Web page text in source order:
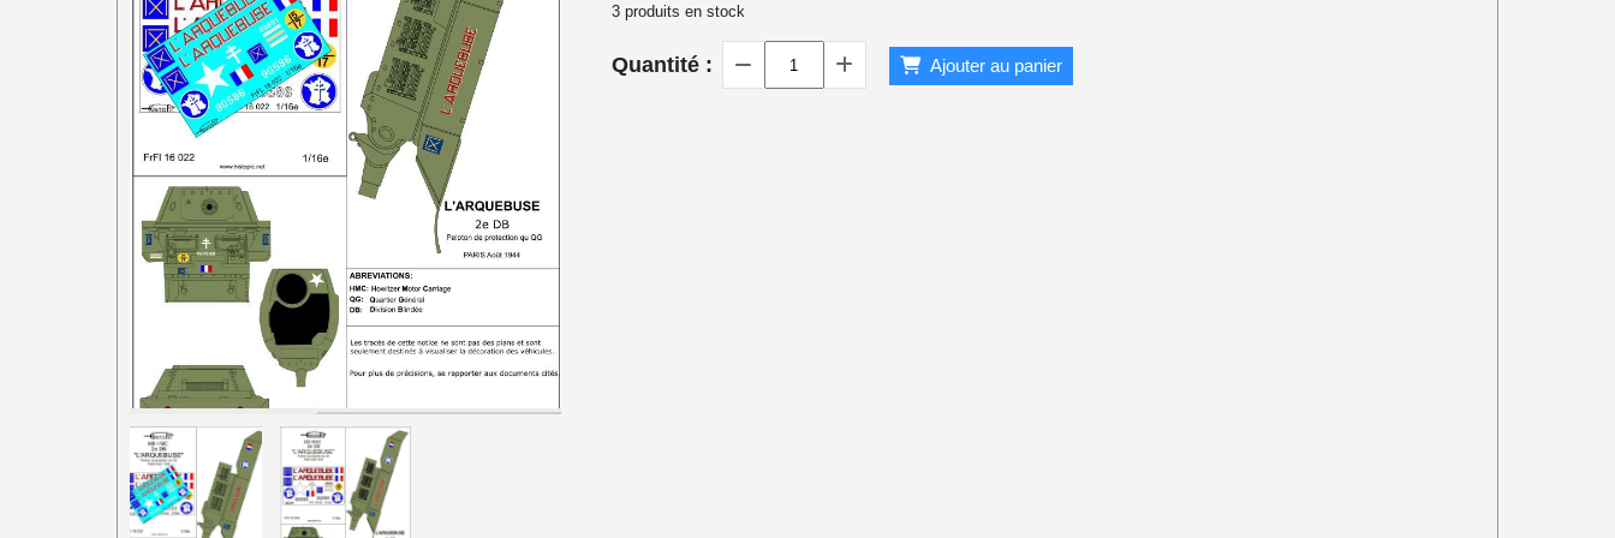
1/87e France 1940
3produits en stock
Quantité : Ajouter au panier